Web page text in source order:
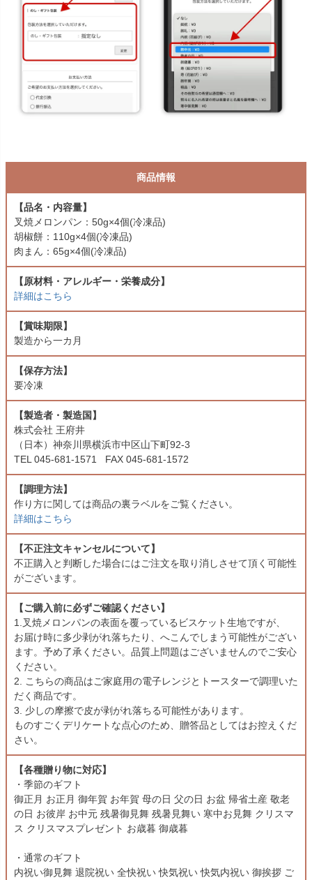
商品情報
【品名・内容量】
叉焼メロンパン：50g×4個(冷凍品)
胡椒餅：110g×4個(冷凍品)
肉まん：65g×4個(冷凍品)
【原材料・アレルギー・栄養成分】
詳細はこちら
【賞味期限】
製造から一カ月
【保存方法】
要冷凍
【製造者・製造国】
株式会社 王府井
（日本）神奈川県横浜市中区山下町92-3
TEL 045-‎681-1571 FAX 045-‎681-1572
【調理方法】
作り方に関しては商品の裏ラベルをご覧ください。
詳細はこちら
【不正注文キャンセルについて】
不正購入と判断した場合にはご注文を取り消しさせて頂く可能性
がございます。
【ご購入前に必ずご確認ください】
1.叉焼メロンパンの表面を覆っているビスケット生地ですが、
お届け時に多少剥がれ落ちたり、へこんでしまう可能性がござい
ます。予め了承ください。品質上問題はございませんのでご安心
ください。
2. こちらの商品はご家庭用の電子レンジとトースターで調理いた
だく商品です。
3. 少しの摩擦で皮が剥がれ落ちる可能性があります。
ものすごくデリケートな点心のため、贈答品としてはお控えくだ
さい。
【各種贈り物に対応】
・季節のギフト
御正月 お正月 御年賀 お年賀 母の日 父の日 お盆 帰省土産 敬老
の日 お彼岸 お中元 残暑御見舞 残暑見舞い 寒中お見舞 クリスマ
ス クリスマスプレゼント お歳暮 御歳暮
・通常のギフト
内祝い御見舞 退院祝い 全快祝い 快気祝い 快気内祝い 御挨拶 ご